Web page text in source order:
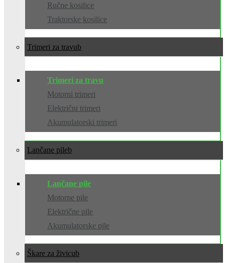
Ručne kosilice
Traktorske kosilice
Trimeri za travu
Trimeri za travu
Motorni trimeri
Električni trimeri
Akumulatorski trimeri
Lančane pile
Lančane pile
Motorne pile
Električne pile
Akumulatorske pile
Škare za živicu